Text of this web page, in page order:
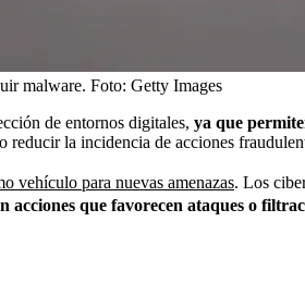
malware. Foto: Getty Images
de entornos digitales, ya que
la incidencia de acciones
vehículo para nuevas amenazas. Los
acciones que favorecen ataques o